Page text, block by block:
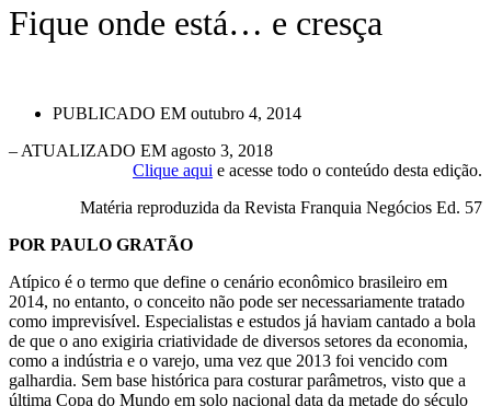
Fique onde está… e cresça
PUBLICADO EM outubro 4, 2014
– ATUALIZADO EM agosto 3, 2018
Clique aqui e acesse todo o conteúdo desta edição.
Matéria reproduzida da Revista Franquia Negócios Ed. 57
POR PAULO GRATÃO
Atípico é o termo que define o cenário econômico brasileiro em
2014, no entanto, o conceito não pode ser necessariamente tratado
como imprevisível. Especialistas e estudos já haviam cantado a bola
de que o ano exigiria criatividade de diversos setores da economia,
como a indústria e o varejo, uma vez que 2013 foi vencido com
galhardia. Sem base histórica para costurar parâmetros, visto que a
última Copa do Mundo em solo nacional data da metade do século